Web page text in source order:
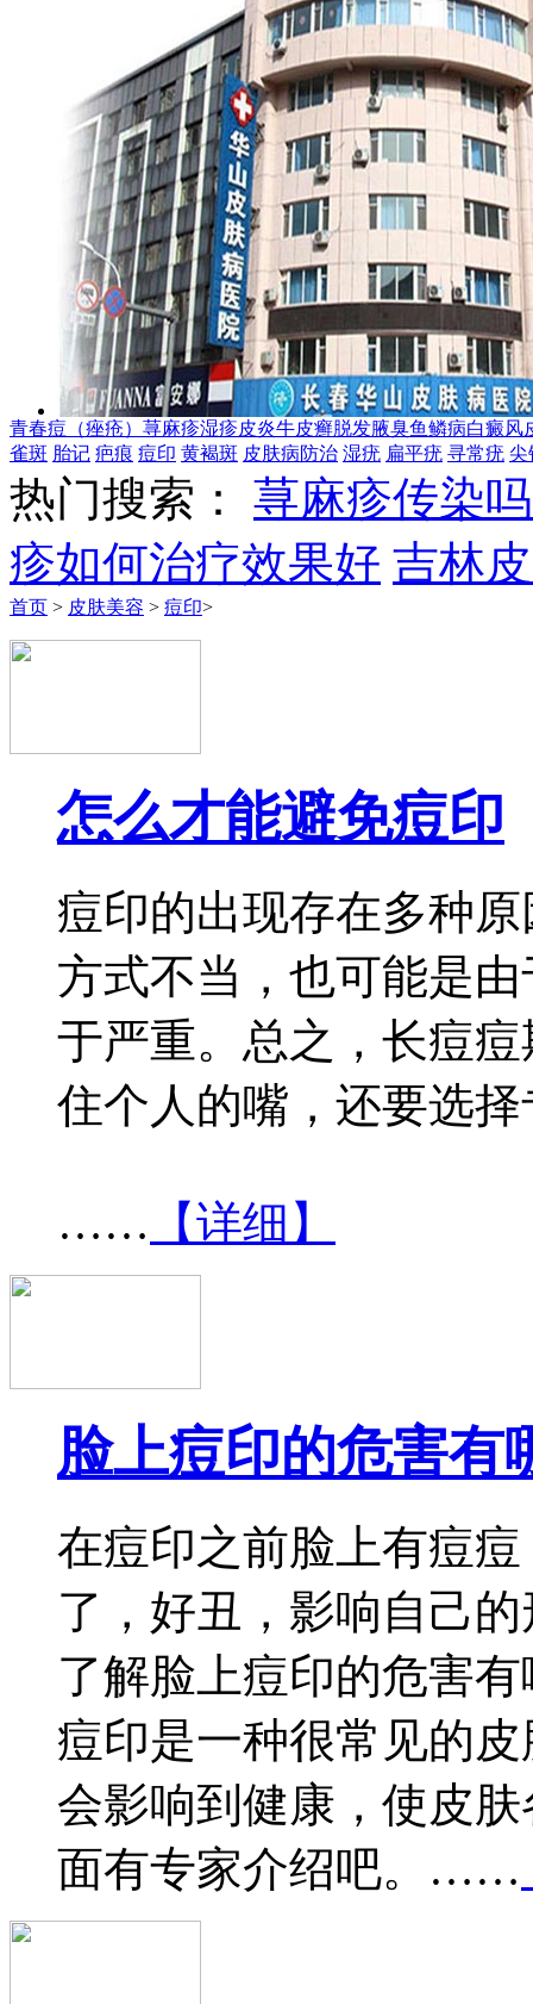
青春痘（痤疮） 荨麻疹湿疹皮炎牛皮癣脱发腋臭鱼鳞病白癜风
雀斑 胎记 疤痕 痘印 黄褐斑 皮肤病防治 湿疣 扁平疣 寻常疣 尖
热门搜索： 荨麻疹传染
疹如何治疗效果好 吉林
首页 > 皮肤美容 > 痘印>
怎么才能避免痘印
痘印的出现存在多种
方式不当，也可能是
于严重。总之，长痘
住个人的嘴，还要选
…… 【详细】
脸上痘印的危害有
在痘印之前脸上有痘
了，好丑，影响自己
了解脸上痘印的危害
痘印是一种很常见的
会影响到健康，使皮
面有专家介绍吧。……